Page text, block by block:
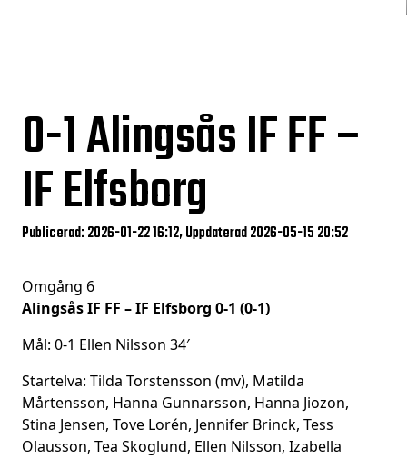
0-1Alingsås IF FF –
IF Elfsborg
Publicerad: 2026-01-22 16:12, Uppdaterad 2026-05-15 20:52
Omgång 6
Alingsås IF FF – IF Elfsborg 0-1 (0-1)
Mål: 0-1 Ellen Nilsson 34′
Startelva: Tilda Torstensson (mv), Matilda
Mårtensson, Hanna Gunnarsson, Hanna Jiozon,
Stina Jensen, Tove Lorén, Jennifer Brinck, Tess
Olausson, Tea Skoglund, Ellen Nilsson, Izabella